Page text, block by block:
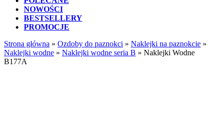
NOWOŚCI
BESTSELLERY
PROMOCJE
Strona główna » Ozdoby do paznokci » Naklejki na paznokcie »
Naklejki wodne » Naklejki wodne seria B » Naklejki Wodne
B177A